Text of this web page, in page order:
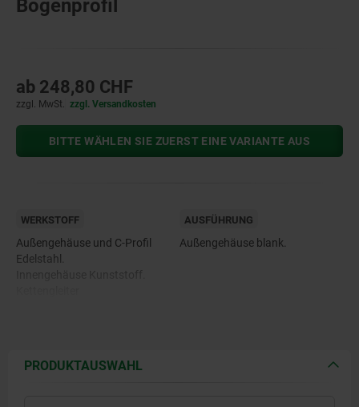
Bogenprofil
ab 248,80 CHF
zzgl. MwSt. zzgl. Versandkosten
BITTE WÄHLEN SIE ZUERST EINE VARIANTE AUS
WERKSTOFF
Außengehäuse und C-Profil
Edelstahl.
AUSFÜHRUNG
Außengehäuse blank.
PRODUKTAUSWAHL